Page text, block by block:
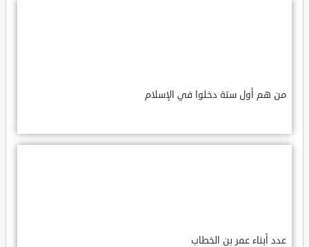
من هم أول ستة دخلوا في الإسلام
عدد أبناء عمر بن الخطاب